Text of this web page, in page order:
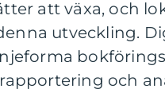
att växa, och
utveckling.
och